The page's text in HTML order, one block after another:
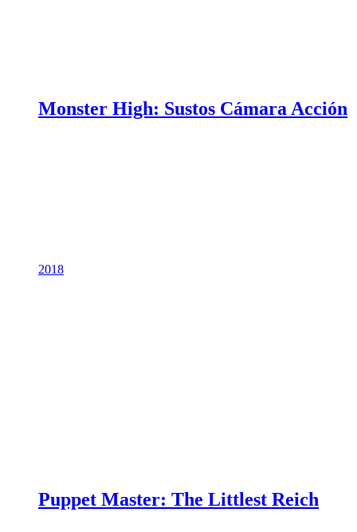
Monster High: Sustos Cámara Acción
2018
Puppet Master: The Littlest Reich